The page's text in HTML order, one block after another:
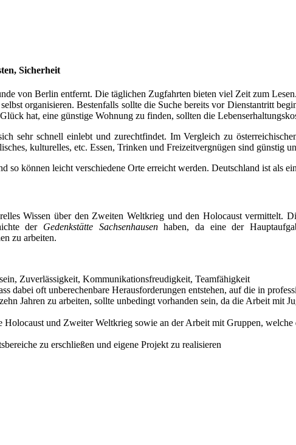
Sicherheit
von Berlin entfernt. Die täglichen Zugfahrten bieten viel Zeit zum Lesen.
organisieren. Bestenfalls sollte die Suche bereits vor Dienstantritt
hat, eine günstige Wohnung zu finden, sollten die
sehr schnell einlebt und zurechtfindet. Im Vergleich zu
kulturelles, etc. Essen, Trinken und Freizeitvergnügen sind günstig
so können leicht verschiedene Orte erreicht werden. Deutschland ist als
Wissen über den Zweiten Weltkrieg und den Holocaust vermittelt.
der Gedenkstätte Sachsenhausenhaben, da eine der
zu arbeiten.
Zuverlässigkeit, Kommunikationsfreudigkeit, Teamfähigkeit
dabei oft unberechenbare Herausforderungen entstehen, auf die in
Jahren zu arbeiten, sollte unbedingt vorhanden sein, da die Arbeit mit
und Zweiter Weltkrieg sowie an der Arbeit mit Gruppen, welche
zu erschließen und eigene Projekt zu realisieren